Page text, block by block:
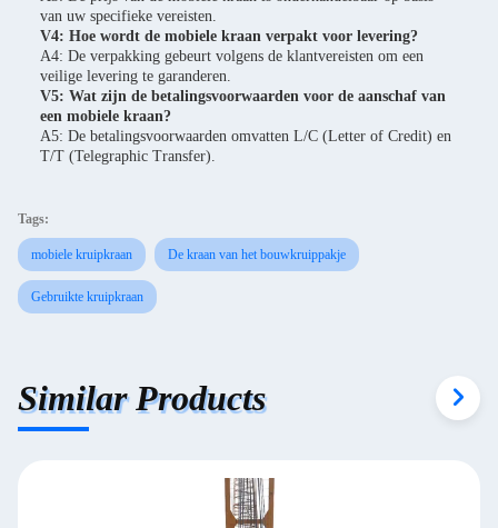
van uw specifieke vereisten.
V4: Hoe wordt de mobiele kraan verpakt voor levering?
A4: De verpakking gebeurt volgens de klantvereisten om een
veilige levering te garanderen.
V5: Wat zijn de betalingsvoorwaarden voor de aanschaf van
een mobiele kraan?
A5: De betalingsvoorwaarden omvatten L/C (Letter of Credit) en
T/T (Telegraphic Transfer).
Tags:
mobiele kruipkraan De kraan van het bouwkruippakje
Gebruikte kruipkraan
Similar Products